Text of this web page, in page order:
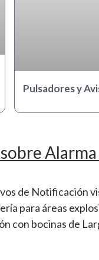
Pulsadores y
de Notificación
para áreas
con bocinas de